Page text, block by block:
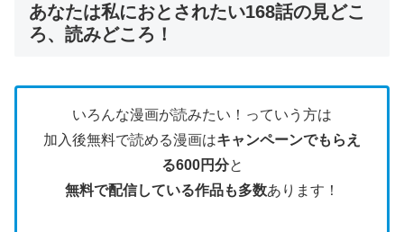
あなたは私におとされたい168話の見どこ
ろ、読みどころ！
いろんな漫画が読みたい！っていう方は
加入後無料で読める漫画はキャンペーンでもらえ
る600円分と
無料で配信している作品も多数あります！